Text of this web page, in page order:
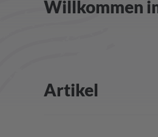
Willkommen
Artikel